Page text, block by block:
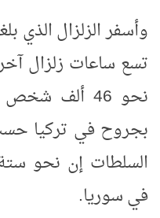
بجروح في تركيا
السلطات إن نحو
في سوريا.